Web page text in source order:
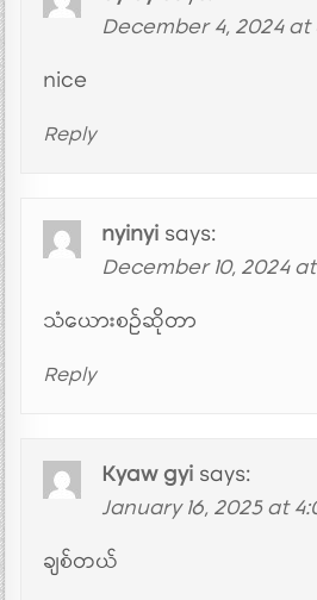
December 4, 2024 at
nice
Reply
nyinyi says:
December 10, 2024
သံယေားစဥ်ဆိုတာ
Reply
Kyaw gyi says:
January 16, 2025 at
ချစ်တယ်